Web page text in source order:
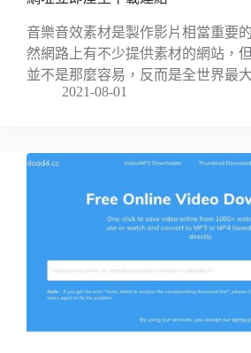
音樂音效素材是製作影片相當重要
然網路上有不少提供素材的網站，
並不是那麼容易，反而是全世界最
2021-08-01